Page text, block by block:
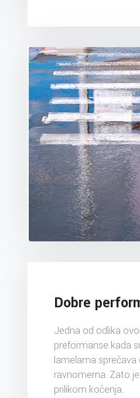
Dobre
Jedna od odlika
preformanse kada
lamelama sprečava
ravnomerna. Zato
prilikom kočenja.